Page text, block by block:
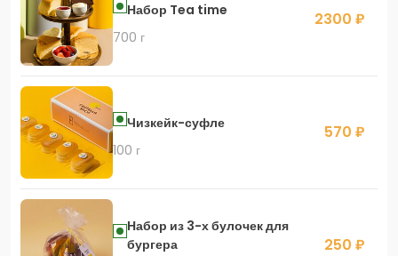
Набор Tea time
700 г
2300 ₽
Чизкейк-суфле
100 г
570 ₽
Набор из 3-х булочек для
бургера
250 ₽